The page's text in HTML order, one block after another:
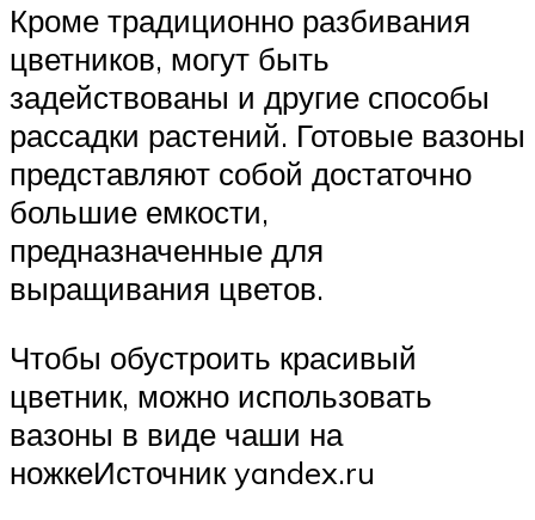
Кроме традиционно разбивания
цветников, могут быть
задействованы и другие способы
рассадки растений. Готовые вазоны
представляют собой достаточно
большие емкости,
предназначенные для
выращивания цветов.
Чтобы обустроить красивый
цветник, можно использовать
вазоны в виде чаши на
ножкеИсточник yandex.ru